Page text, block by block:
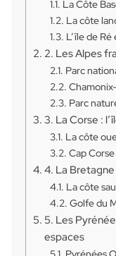
La Côte
La côte
L’île de
2. Les Alpes
Parc
Parc
3. La Corse :
La côte
Cap
4. La
La côte
Golfe du
5. Les
espaces